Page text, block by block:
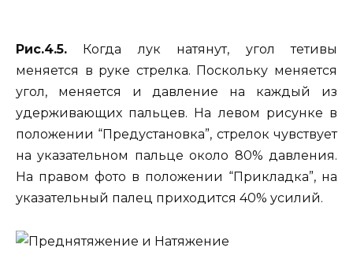
Рис.4.5. Когда лук натянут, угол тетивы
меняется в руке стрелка. Поскольку меняется
угол, меняется и давление на каждый из
удерживающих пальцев. На левом рисунке в
положении “Предустановка”, стрелок чувствует
на указательном пальце около 80% давления.
На правом фото в положении “Прикладка”, на
указательный палец приходится 40% усилий.